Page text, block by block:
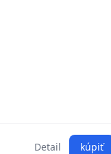
Detail kúpiť